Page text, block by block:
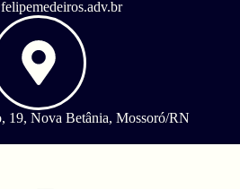
19, Nova Betânia, Mossoró/RN